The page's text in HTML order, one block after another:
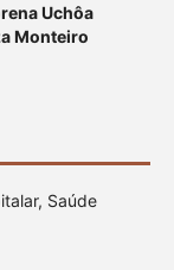
Uchôa
Monteiro
Saúde